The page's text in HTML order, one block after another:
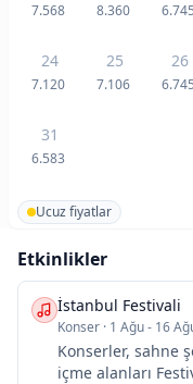
7.568 8.360 6.745
24
7.120
25
7.106
26
6.745
31
6.583
Ucuz fiyatlar
Etkinlikler
İstanbul Festivali
Konser · 1 Ağu - 16
Konserler, sahne
içme alanları